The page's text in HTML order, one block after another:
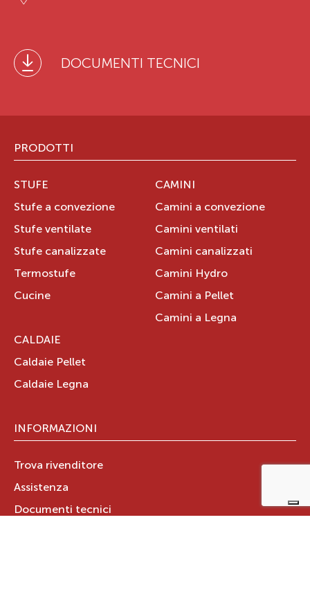
DOCUMENTI TECNICI
PRODOTTI
STUFE
Stufe a convezione
Stufe ventilate
Stufe canalizzate
Termostufe
Cucine
CAMINI
Camini a convezione
Camini ventilati
Camini canalizzati
Camini Hydro
Camini a Pellet
Camini a Legna
CALDAIE
Caldaie Pellet
Caldaie Legna
INFORMAZIONI
Trova rivenditore
Assistenza
Documenti tecnici